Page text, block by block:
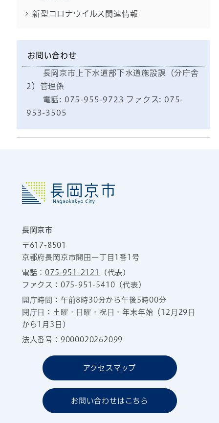
新型コロナウイルス関連情報
お問い合わせ
長岡京市上下水道部下水道施設課（分庁舎
2）管理係
電話: 075-955-9723 ファクス: 075-
953-3505
長岡京市
〒617-8501
京都府長岡京市開田一丁目1番1号
電話：075-951-2121
（代表）
ファクス：075-951-5410（代表）
開庁時間：午前8時30分から午後5時00分
閉庁日：土曜・日曜・祝日・年末年始（12月29日
から1月3日）
法人番号：9000020262099
アクセスマップ
お問い合わせはこちら